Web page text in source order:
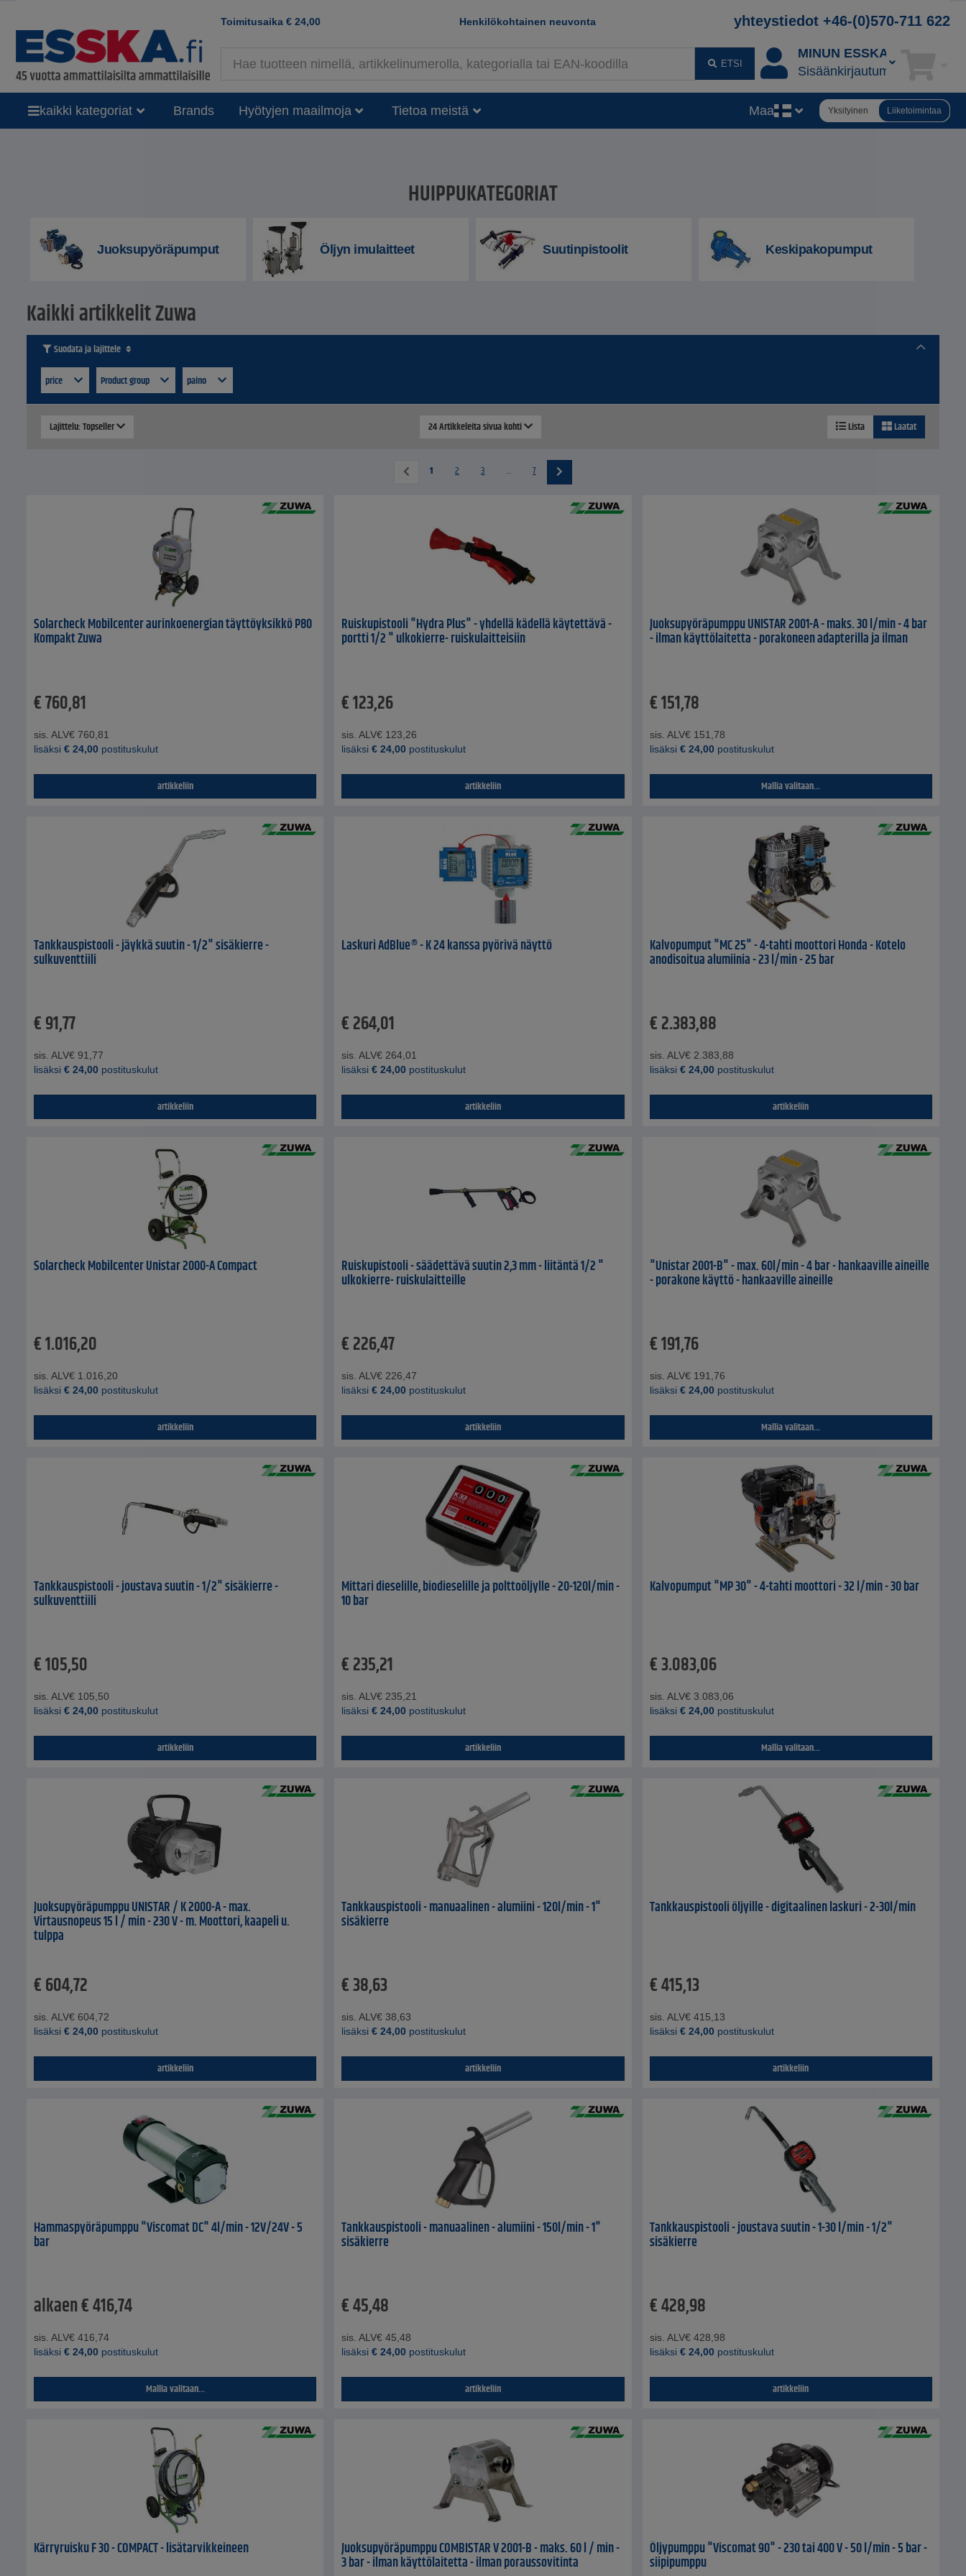
Toimitusaika € 24,00 Henkilökohtainen neuvonta yhteystiedot +46-(0)570-711 622
ETSI
MINUN ESSKANI
Sisäänkirjautuminen
kaikki kategoriat Brands Hyötyjen maailmoja Tietoa meistä Maa Yksityinen Liiketoimintaa
HUIPPUKATEGORIAT
Juoksupyöräpumput Öljyn imulaitteet Suutinpistoolit Keskipakopumput
Kaikki artikkelit Zuwa
Suodata ja lajittele
price
Product group paino
Lajittelu: Topseller 24 Artikkeleita sivua kohti Lista Laatat
1 2 3 ... 7
Solarcheck Mobilcenter aurinkoenergian täyttöyksikkö P80
Kompakt Zuwa
€760,81
sis. ALV€ 760,81
lisäksi € 24,00 postituskulut
artikkeliin
Ruiskupistooli "Hydra Plus" - yhdellä kädellä käytettävä -
portti 1/2 " ulkokierre- ruiskulaitteisiin
€123,26
sis. ALV€ 123,26
lisäksi€ 24,00 postituskulut
artikkeliin
Juoksupyöräpumppu UNISTAR 2001-A - maks. 30 l/min - 4 bar
- ilman käyttölaitetta - porakoneen adapterilla ja ilman
€151,78
sis. ALV€ 151,78
lisäksi € 24,00postituskulut
Mallia valitaan...
Tankkauspistooli - jäykkä suutin - 1/2" sisäkierre -
sulkuventtiili
€91,77
sis. ALV€ 91,77
lisäksi € 24,00 postituskulut
artikkeliin
Laskuri AdBlue® - K 24 kanssa pyörivä näyttö
€264,01
sis. ALV€ 264,01
lisäksi€ 24,00 postituskulut
artikkeliin
Kalvopumput "MC 25" - 4-tahti moottori Honda - Kotelo
anodisoitua alumiinia - 23 l/min - 25 bar
€2.383,88
sis. ALV€ 2.383,88
lisäksi € 24,00postituskulut
artikkeliin
Solarcheck Mobilcenter Unistar 2000-A Compact
€1.016,20
sis. ALV€ 1.016,20
lisäksi € 24,00 postituskulut
artikkeliin
Ruiskupistooli - säädettävä suutin 2,3 mm - liitäntä 1/2 "
ulkokierre- ruiskulaitteille
€226,47
sis. ALV€ 226,47
lisäksi€ 24,00 postituskulut
artikkeliin
"Unistar 2001-B" - max. 60l/min - 4 bar - hankaaville aineille
- porakone käyttö - hankaaville aineille
€191,76
sis. ALV€ 191,76
lisäksi € 24,00postituskulut
Mallia valitaan...
Tankkauspistooli - joustava suutin - 1/2" sisäkierre -
sulkuventtiili
€105,50
sis. ALV€ 105,50
lisäksi € 24,00 postituskulut
artikkeliin
Mittari dieselille, biodieselille ja polttoöljylle - 20-120l/min -
10 bar
€235,21
sis. ALV€ 235,21
lisäksi€ 24,00 postituskulut
artikkeliin
Kalvopumput "MP 30" - 4-tahti moottori - 32 l/min - 30 bar
€3.083,06
sis. ALV€ 3.083,06
lisäksi € 24,00postituskulut
Mallia valitaan...
Juoksupyöräpumppu UNISTAR / K 2000-A - max.
Virtausnopeus 15 l / min - 230 V - m. Moottori, kaapeli u.
tulppa
€604,72
sis. ALV€ 604,72
lisäksi € 24,00 postituskulut
artikkeliin
Tankkauspistooli - manuaalinen - alumiini - 120l/min - 1"
sisäkierre
€38,63
sis. ALV€ 38,63
lisäksi€ 24,00 postituskulut
artikkeliin
Tankkauspistooli öljyille - digitaalinen laskuri - 2-30l/min
€415,13
sis. ALV€ 415,13
lisäksi € 24,00postituskulut
artikkeliin
Hammaspyöräpumppu "Viscomat DC" 4l/min - 12V/24V - 5
bar
alkaen€416,74
sis. ALV€ 416,74
lisäksi € 24,00 postituskulut
Mallia valitaan...
Tankkauspistooli - manuaalinen - alumiini - 150l/min - 1"
sisäkierre
€45,48
sis. ALV€ 45,48
lisäksi€ 24,00 postituskulut
artikkeliin
Tankkauspistooli - joustava suutin - 1-30 l/min - 1/2"
sisäkierre
€428,98
sis. ALV€ 428,98
lisäksi € 24,00postituskulut
artikkeliin
Kärryruisku F 30 - COMPACT - lisätarvikkeineen Juoksupyöräpumppu COMBISTAR V 2001-B - maks. 60 l / min -
3 bar - ilman käyttölaitetta - ilman poraussovitinta
Öljypumppu "Viscomat 90" - 230 tai 400 V - 50 l/min - 5 bar -
siipipumppu